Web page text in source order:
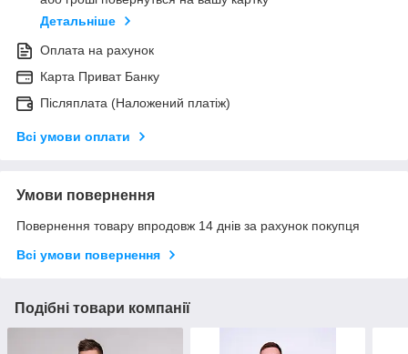
Детальніше
Оплата на рахунок
Карта Приват Банку
Післяплата (Наложений платіж)
Всі умови оплати
Умови повернення
Повернення товару впродовж 14 днів за рахунок покупця
Всі умови повернення
Подібні товари компанії